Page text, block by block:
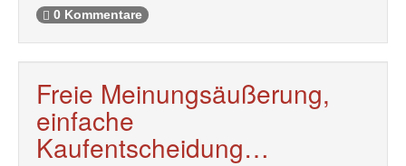
0 Kommentare
Freie Meinungsäußerung,
einfache
Kaufentscheidung…